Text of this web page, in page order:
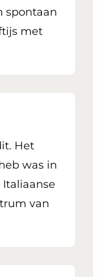
spontaan
met
Het
was in
van